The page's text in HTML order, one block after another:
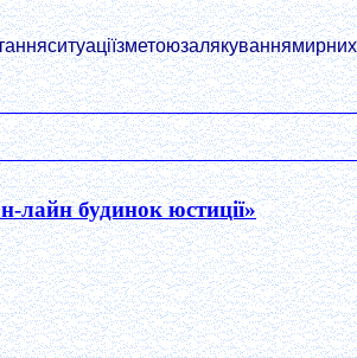
лайн будинок юстиції»